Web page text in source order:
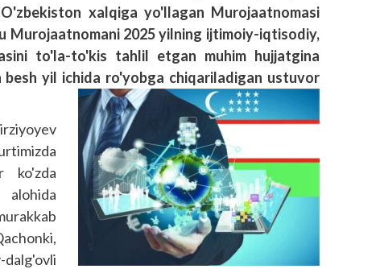
xalqiga yo'llagan Murojaatnomasi
Murojaatnomani 2025 yilning ijtimoiy-iqtisodiy,
to'la-to'kis tahlil etgan muhim hujjatgina
besh yil ichida ro'yobga chiqariladigan ustuvor
ko'zda